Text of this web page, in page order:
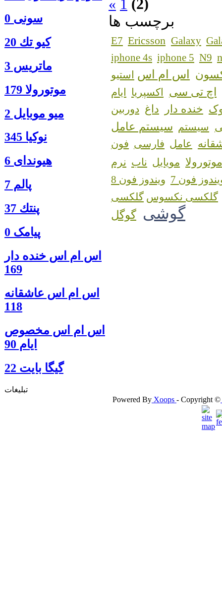
سونی 0
كيو تك 20
ماتريس 3
موتورولا 179
ميو موبايل 2
نوكيا 345
هیوندای 6
پالم 7
پنتك 37
پیامک 0
اس ام اس خنده دار
169
اس ام اس عاشقانه
118
اس ام اس مخصوص
ایام 90
گيگا بايت 22
تبلیغات
« 1 (2)
برچسب ها
E7 Ericsson Galaxy
iphone 4s iphone 5 N9
اس ام اس استیو
اچ تی سی اکسپریا ایام
خنده دار داغ دوربین
سیستم سیستم عامل
عامل فارسی فون
موتورولا مویایل ناب نرم
فون 7
ویندوز فون 8
گلکسی نکسوس
گوشی گوگل
Powered By Xoops - Copyright ©